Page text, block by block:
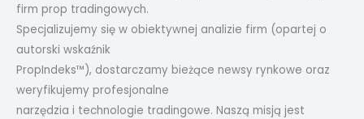
firm prop tradingowych.
Specjalizujemy się w obiektywnej analizie firm (opartej o
autorski wskaźnik
PropIndeks™), dostarczamy bieżące newsy rynkowe oraz
weryfikujemy profesjonalne
narzędzia i technologie tradingowe. Naszą misją jest